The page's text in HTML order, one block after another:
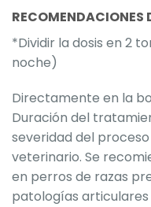
RECOMENDACIONES
*Dividir la dosis en 2
noche)
Directamente en la
Duración del
severidad del
veterinario. Se
en perros de razas
patologías articulares